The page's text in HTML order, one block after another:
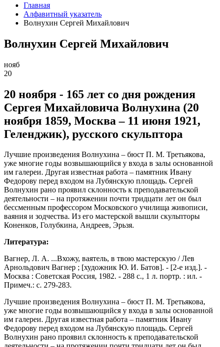
Главная
Алфавитный указатель
Волнухин Сергей Михайлович
Волнухин Сергей Михайлович
нояб
20
20 ноября - 165 лет со дня рождения
Сергея Михайловича Волнухина (20
ноября 1859, Москва – 11 июня 1921,
Геленджик), русского скульптора
Лучшие произведения Волнухина – бюст П. М. Третьякова,
уже многие годы возвышающийся у входа в залы основанной
им галереи. Другая известная работа – памятник Ивану
Федорову перед входом на Лубянскую площадь. Сергей
Волнухин рано проявил склонность к преподавательской
деятельности – на протяжении почти тридцати лет он был
бессменным профессором Московского училища живописи,
ваяния и зодчества. Из его мастерской вышли скульпторы
Коненков, Голубкина, Андреев, Эрьзя.
Литература:
Вагнер, Л. А. ...Вхожу, ваятель, в твою мастерскую / Лев
Арнольдович Вагнер ; [художник Ю. И. Батов]. - [2-е изд.]. -
Москва : Советская Россия, 1982. - 288 с., 1 л. портр. : ил. -
Примеч.: с. 279-283.
Лучшие произведения Волнухина – бюст П. М. Третьякова,
уже многие годы возвышающийся у входа в залы основанной
им галереи. Другая известная работа – памятник Ивану
Федорову перед входом на Лубянскую площадь. Сергей
Волнухин рано проявил склонность к преподавательской